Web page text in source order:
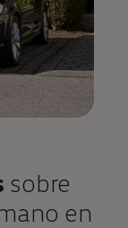
sobre
en